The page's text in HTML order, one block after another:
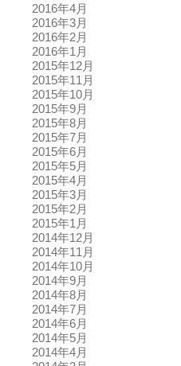
2016年4月
2016年3月
2016年2月
2016年1月
2015年12月
2015年11月
2015年10月
2015年9月
2015年8月
2015年7月
2015年6月
2015年5月
2015年4月
2015年3月
2015年2月
2015年1月
2014年12月
2014年11月
2014年10月
2014年9月
2014年8月
2014年7月
2014年6月
2014年5月
2014年4月